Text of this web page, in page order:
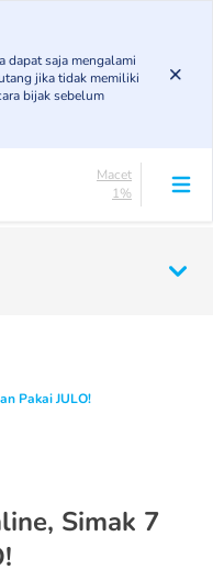
dapat saja mengalami
jika tidak memiliki
bijak sebelum
5.78%
KL
4.96%
Macet
1%
Pakai JULO!
Simak 7